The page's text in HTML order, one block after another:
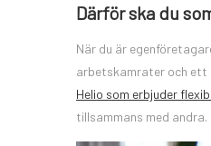
Därför ska du
När du är
arbetskamrater och ett
Helio som erbjuder
tillsammans med